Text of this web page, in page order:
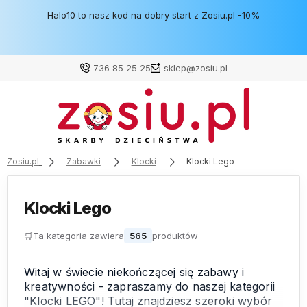
Halo10 to nasz kod na dobry start z Zosiu.pl -10%
736 85 25 25 sklep@zosiu.pl
Zaloguj się
Wybierz coś dla siebie z naszej aktualnej oferty lub
Zosiu.pl Zabawki Klocki Klocki Lego
Klocki Lego
🛒Ta kategoria zawiera 565 produktów
Witaj w świecie niekończącej się zabawy i
kreatywności - zapraszamy do naszej kategorii
"Klocki LEGO"! Tutaj znajdziesz szeroki wybór